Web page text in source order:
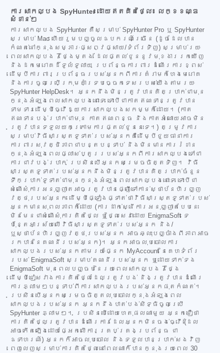
ការសាកល្បង SpyHunter ដោយឥតគិតថ្លៃ៖ លក្ខខណ្ឌ
សំខាន់ៗ
ការសាកល្បង SpyHunter គឺសម្រាប់ SpyHunter Pro ឬ SpyHunter
សម្រាប់ Mac ហើយរួមបញ្ចូលឧបករណ៍ច្រើន (ដូចដែលបាន
កំណត់នៅក្នុងសម្ភារៈផ្សព្វផ្សាយ/ទំព័រទិញ) សម្រាប់រយៈ
ពេលសាកល្បង 7 ថ្ងៃម្តង ដែលផ្តល់ជូននូវមុខងាររកឃើញ
និងដកមេរោគដ៏ទូលំទូលាយ ប្រព័ន្ធការពារដំណើរការខ្ពស់
ដើម្បីការពារប្រព័ន្ធរបស់អ្នកពីការគំរាមកំហែងមេរោគ
និងការចូលប្រើក្រុមគាំទ្របច្ចេកទេសរបស់យើងតាមរយៈ
SpyHunter HelpDesk។ អ្នកនឹងមិនត្រូវបានគិតប្រាក់ជាមុន
ក្នុងអំឡុងពេលសាកល្បងនោះទេ ទោះបីជាកាតឥណទានត្រូវបាន
ទាមទារដើម្បីធ្វើឱ្យការសាកល្បងសកម្មក៏ដោយ។ (កាត
ឥណទានបង់ប្រាក់ជាមុន កាតឥណពន្ធ និងកាតអំណោយអាចមិន
ត្រូវបានទទួលយកក្រោមការផ្តល់ជូននេះទេ។) តម្រូវការ
សម្រាប់វិធីសាស្ត្រទូទាត់របស់អ្នកគឺដើម្បីជួយធានាការ
ការពារសុវត្ថិភាពជាបន្តបន្ទាប់ និងមិនមានការរំខាន
ក្នុងអំឡុងពេលផ្លាស់ប្តូររបស់អ្នកពីការសាកល្បងទៅជា
ការជាវបង់ប្រាក់ ប្រសិនបើអ្នកសម្រេចចិត្តទិញ។ វិធី
សាស្ត្រទូទាត់របស់អ្នកនឹងមិនត្រូវបានគិតប្រាក់ចំនួន
ទឹកប្រាក់ទូទាត់ជាមុនក្នុងអំឡុងពេលសាកល្បងនោះទេ ទោះបីជា
សំណើសុំការអនុញ្ញាតអាចត្រូវបានផ្ញើទៅកាន់ស្ថាប័នហិរញ្ញ
វត្ថុរបស់អ្នក ដើម្បីផ្ទៀងផ្ទាត់ថាវិធីសាស្ត្រទូទាត់របស់
អ្នកមានសុពលភាពក៏ដោយ (ការដាក់ស្នើការអនុញ្ញាតបែបនេះ
មិនមែនជាសំណើសុំការគិតថ្លៃ ឬថ្លៃសេវាដោយ EnigmaSoft ទេ
ប៉ុន្តែអាស្រ័យលើវិធីសាស្ត្រទូទាត់របស់អ្នក និង/
ឬស្ថាប័នហិរញ្ញវត្ថុរបស់អ្នក អាចឆ្លុះបញ្ចាំងពីភាពអាច
រកបាននៃគណនីរបស់អ្នក)។ អ្នកអាចលុបចោលការ
សាកល្បងរបស់អ្នកតាមរយៈផ្នែក MyAccount នៃគេហទំព័រ
របស់ EnigmaSoft សម្រាប់គណនីរបស់អ្នក ឬដោយទាក់ទង
EnigmaSoft មុនពេលបញ្ចប់នៃរយៈពេលសាកល្បង 7 ថ្ងៃ
ដើម្បីជៀសវាងការគិតថ្លៃដែលត្រូវបង់ និងត្រូវបានដំណើរ
ការភ្លាមៗបន្ទាប់ពីការសាកល្បងរបស់អ្នកផុតកំណត់។
ប្រសិនបើអ្នកសម្រេចចិត្តលុបចោលក្នុងអំឡុងពេល
សាកល្បងរបស់អ្នក អ្នកនឹងបាត់បង់សិទ្ធិចូលប្រើ
SpyHunter ភ្លាមៗ។ ប្រសិនបើដោយហេតុផលណាមួយ អ្នកជឿថា
ការគិតថ្លៃត្រូវបានដំណើរការដែលអ្នកមិនចង់ធ្វើ (ដែល
អាចកើតឡើងដោយផ្អែកលើការគ្រប់គ្រងប្រព័ន្ធ ជា
ឧទាហរណ៍) អ្នកក៏អាចលុបចោល និងទទួលបានប្រាក់សងវិញ
ពេញលេញសម្រាប់ការគិតថ្លៃនៅពេលណាក៏បានក្នុងរយៈពេល 30